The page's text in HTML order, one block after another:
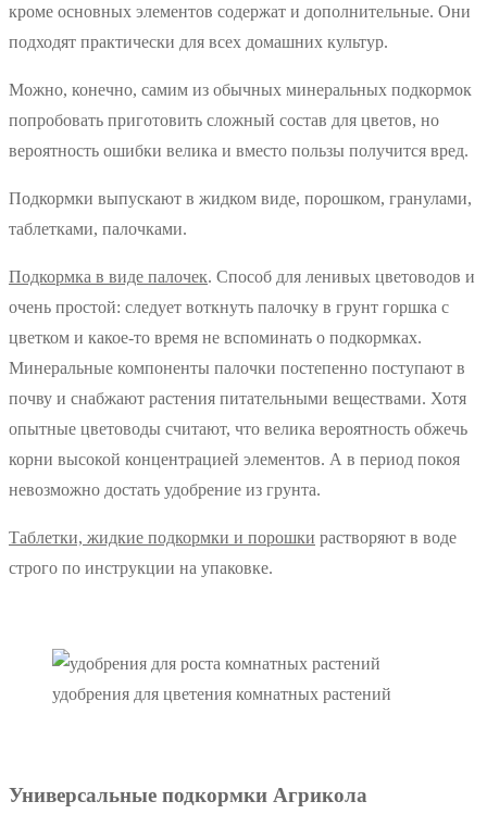
кроме основных элементов содержат и дополнительные. Они
подходят практически для всех домашних культур.
Можно, конечно, самим из обычных минеральных подкормок
попробовать приготовить сложный состав для цветов, но
вероятность ошибки велика и вместо пользы получится вред.
Подкормки выпускают в жидком виде, порошком, гранулами,
таблетками, палочками.
Подкормка в виде палочек. Способ для ленивых цветоводов и
очень простой: следует воткнуть палочку в грунт горшка с
цветком и какое-то время не вспоминать о подкормках.
Минеральные компоненты палочки постепенно поступают в
почву и снабжают растения питательными веществами. Хотя
опытные цветоводы считают, что велика вероятность обжечь
корни высокой концентрацией элементов. А в период покоя
невозможно достать удобрение из грунта.
Таблетки, жидкие подкормки и порошки растворяют в воде
строго по инструкции на упаковке.
удобрения для цветения комнатных растений
Универсальные подкормки Агрикола